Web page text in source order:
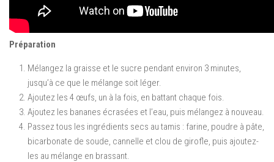
Préparation
Mélangez la graisse et le sucre pendant environ 3 minutes,
jusqu’à ce que le mélange soit léger.
Ajoutez les 4 œufs, un à la fois, en battant chaque fois.
Ajoutez les bananes écrasées et l’eau, puis mélangez à nouveau.
Passez tous les ingrédients secs au tamis : farine, poudre à pâte,
bicarbonate de soude, cannelle et clou de girofle, puis ajoutez-
les au mélange en brassant.